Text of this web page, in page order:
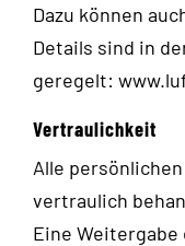
Dazu können
Details sind in
geregelt:
Vertraulichkeit
Alle
vertraulich
Eine